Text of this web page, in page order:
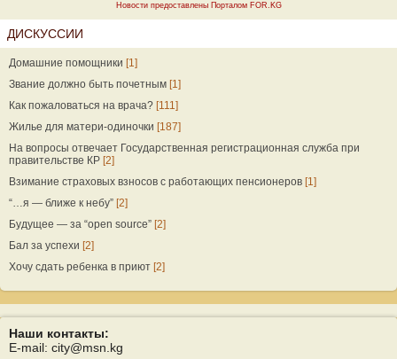
Новости предоставлены Порталом FOR.KG
ДИСКУССИИ
Домашние помощники [1]
Звание должно быть почетным [1]
Как пожаловаться на врача? [111]
Жилье для матери-одиночки [187]
На вопросы отвечает Государственная регистрационная служба при
правительстве КР [2]
Взимание страховых взносов с работающих пенсионеров [1]
“…я — ближе к небу” [2]
Будущее — за “open source” [2]
Бал за успехи [2]
Хочу сдать ребенка в приют [2]
Наши контакты:
E-mail: city@msn.kg